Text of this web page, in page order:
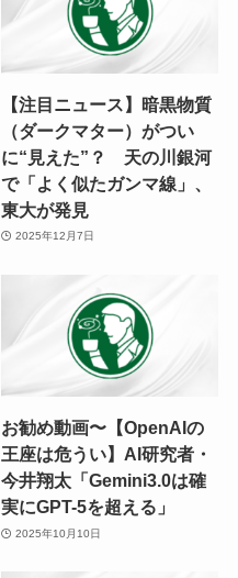
【注目ニュース】暗黒物質
（ダークマター）がつい
に“見えた”？ 天の川銀河
で「よく似たガンマ線」、
東大が発見
2025年12月7日
お勧め動画〜【OpenAIの
王座は危うい】AI研究者・
今井翔太「Gemini3.0は確
実にGPT-5を超える」
2025年10月10日